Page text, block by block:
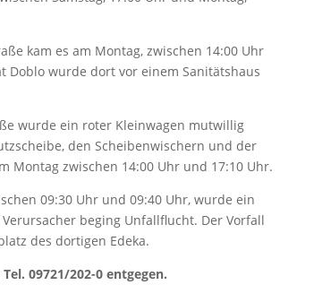
kam es am Montag, zwischen 14:00 Uhr
Doblo wurde dort vor einem Sanitätshaus
wurde ein roter Kleinwagen mutwillig
den Scheibenwischern und der
Montag zwischen 14:00 Uhr und 17:10 Uhr.
09:30 Uhr und 09:40 Uhr, wurde ein
beging Unfallflucht. Der Vorfall
des dortigen Edeka.
09721/202-0 entgegen.